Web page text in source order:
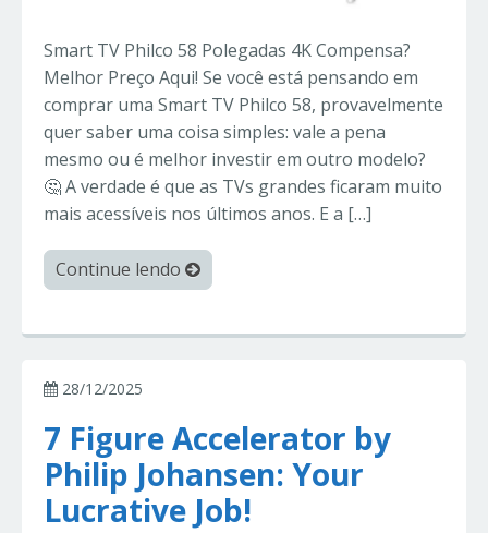
Smart TV Philco 58 Polegadas 4K Compensa?
Melhor Preço Aqui! Se você está pensando em
comprar uma Smart TV Philco 58, provavelmente
quer saber uma coisa simples: vale a pena
mesmo ou é melhor investir em outro modelo?
🤔 A verdade é que as TVs grandes ficaram muito
mais acessíveis nos últimos anos. E a […]
Continue lendo
28/12/2025
7 Figure Accelerator by
Philip Johansen: Your
Lucrative Job!